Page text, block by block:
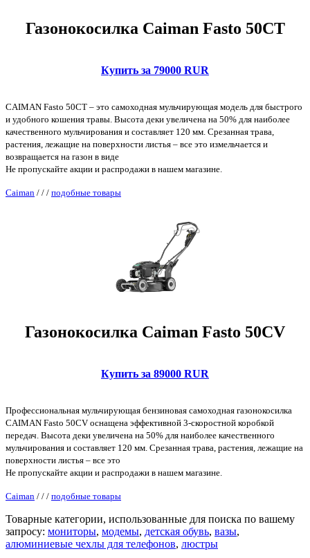
Газонокосилка Caiman Fasto 50CT
Купить за 79000 RUR
CAIMAN Fasto 50CT – это самоходная мульчирующая модель для быстрого
и удобного кошения травы. Высота деки увеличена на 50% для наиболее
качественного мульчирования и составляет 120 мм. Срезанная трава,
растения, лежащие на поверхности листья – все это измельчается и
возвращается на газон в виде
Не пропускайте акции и распродажи в нашем магазине.
Caiman / / / подобные товары
Газонокосилка Caiman Fasto 50CV
Купить за 89000 RUR
Профессиональная мульчирующая бензиновая самоходная газонокосилка
CAIMAN Fasto 50CV оснащена эффективной 3-скоростной коробкой
передач. Высота деки увеличена на 50% для наиболее качественного
мульчирования и составляет 120 мм. Срезанная трава, растения, лежащие на
поверхности листья – все это
Не пропускайте акции и распродажи в нашем магазине.
Caiman / / / подобные товары
Товарные категории, использованные для поиска по вашему
запросу: мониторы, модемы, детская обувь, вазы,
алюминиевые чехлы для телефонов, люстры